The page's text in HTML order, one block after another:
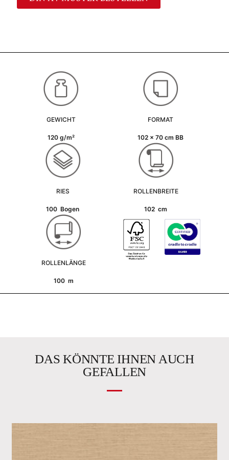
GEWICHT
120 g/m²
FORMAT
102 x 70 cm BB
RIES
100 Bogen
ROLLENBREITE
102 cm
ROLLENLÄNGE
100 m
DAS KÖNNTE IHNEN AUCH
GEFALLEN